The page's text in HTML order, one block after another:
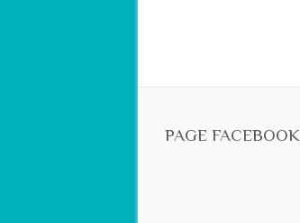
PAGE FACEBOOK